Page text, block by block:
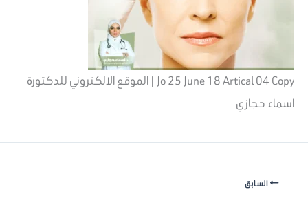
Jo 25 June 18 Artical 04 Copy | الموقع الالكتروني للدكتورة
اسماء حجازي
السابق